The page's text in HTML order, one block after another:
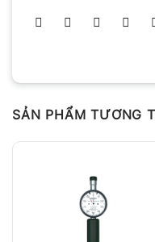
SẢN PHẨM TƯƠNG